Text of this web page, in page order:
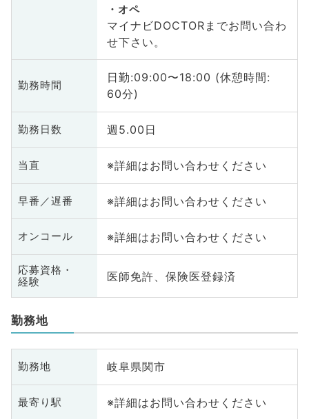
オペ
マイナビDOCTORまでお問い合わ
せ下さい。
勤務時間
日勤:09:00〜18:00 (休憩時間:
60分)
勤務日数 週5.00日
当直 ※詳細はお問い合わせください
早番／遅番 ※詳細はお問い合わせください
オンコール ※詳細はお問い合わせください
応募資格・
経験
医師免許、保険医登録済
勤務地
勤務地 岐阜県関市
最寄り駅 ※詳細はお問い合わせください